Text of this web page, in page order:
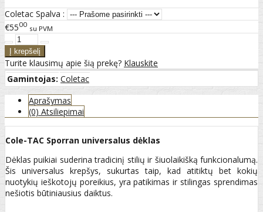
Coletac Spalva :
€5500 su PVM
Turite klausimų apie šią prekę? Klauskite
Gamintojas: Coletac
Aprašymas
(0) Atsiliepimai
Cole-TAC Sporran universalus dėklas
Dėklas puikiai suderina tradicinį stilių ir šiuolaikišką funkcionalumą.
Šis universalus krepšys, sukurtas taip, kad atitiktų bet kokių
nuotykių ieškotojų poreikius, yra patikimas ir stilingas sprendimas
nešiotis būtiniausius daiktus.